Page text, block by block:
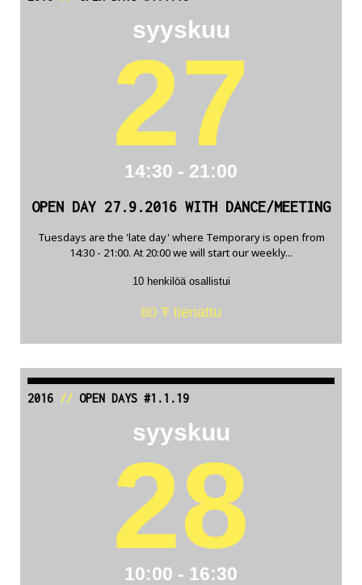
syyskuu
27
14:30 - 21:00
OPEN DAY 27.9.2016 WITH DANCE/MEETING
Tuesdays are the 'late day' where Temporary is open from
14:30 - 21:00. At 20:00 we will start our weekly...
10 henkilöä osallistui
80 Ŧ tienattu
2016// OPEN DAYS #1.1.19
syyskuu
28
10:00 - 16:30